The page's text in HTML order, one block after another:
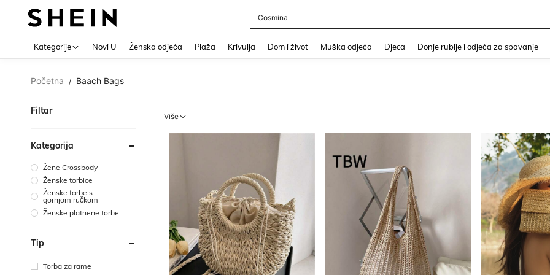
Poster
Kategorije Novi U Ženska odjeća Plaža Krivulja Dom i život Muška odjeća Djeca Donje rublje i odjeća za spavanje
Početna / Baach Bags
Filtar
Kategorija
Žene Crossbody
Ženske torbice
Ženske torbe s
gornjom ručkom
Ženske platnene torbe
Tip
Torba za rame
Više